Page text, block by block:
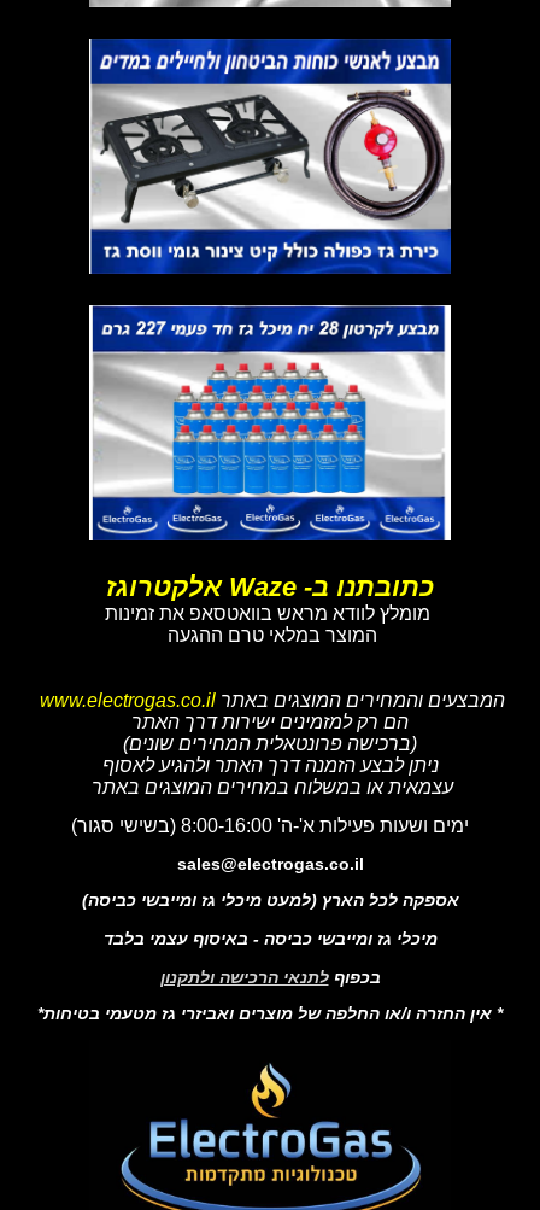
כתובתנו ב- Waze אלקטרוגז
מומלץ לוודא מראש בוואטסאפ את זמינות
המוצר במלאי טרם ההגעה
המבצעים והמחירים המוצגים באתר www.electrogas.co.il
הם רק למזמינים ישירות דרך האתר
(ברכישה פרונטאלית המחירים שונים)
ניתן לבצע הזמנה דרך האתר ולהגיע לאסוף
עצמאית או במשלוח במחירים המוצגים באתר
ימים ושעות פעילות א'-ה' 8:00-16:00 (בשישי סגור)
sales@electrogas.co.il
אספקה לכל הארץ (למעט מיכלי גז ומייבשי כביסה)
מיכלי גז ומייבשי כביסה - באיסוף עצמי בלבד
בכפוף לתנאי הרכישה ולתקנון
* אין החזרה ו/או החלפה של מוצרים ואביזרי גז מטעמי בטיחות*